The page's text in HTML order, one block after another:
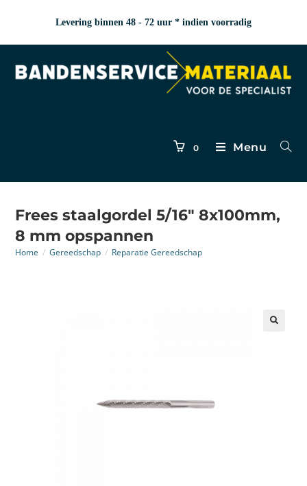
Levering binnen 48 - 72 uur * indien voorradig
0 Menu
Frees staalgordel 5/16″ 8x100mm,
8 mm opspannen
Home / Gereedschap / Reparatie Gereedschap